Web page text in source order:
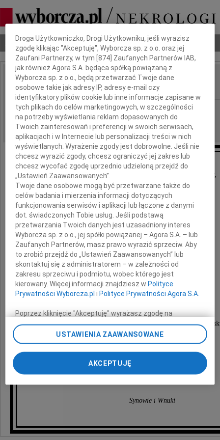
Nekrologi Odeszli Poradnik pogrzebowy
IMIĘ I NAZWISKO: Kajetan Lliwacz
REGION: Gdańsk
DATA EMISJI: 17.02.2020
Z głębokim smutkiem i żalem zawiadamiamy,
że w dniu 13 lutego 2020 r. zmarł,
przeżywszy 68 lat
Kajetan Liwacz
ukochany Ojciec i Dziadek
18 lutego 2020 roku o godzinie 12.00
w kościele pw. Świętej Jadwigi Śląskiej w
po którym nastąpi wyprowadzenie
do grobu rodzinnego na cmentarz miejscowy
w Gdańsku Nowym Porcie.
Krewnych, znajomych i przyjaciół
Synowie i Wnuki
Dbamy o Twoją prywatność
Droga Użytkowniczko, Drogi Użytkowniku, jeśli wyrazisz
zgodę klikając "Akceptuję", Wyborcza sp. z o.o. oraz jej
Zaufani Partnerzy, w tym [874 ] Zaufanych Partnerów IAB,
jak również Agora S.A. będąca spółką powiązaną z
Wyborcza sp. z o.o., będą przetwarzać Twoje dane
osobowe takie jak adresy IP, adresy e-mail czy
identyfikatory plików cookie lub inne informacje zapisane w
tych plikach do celów marketingowych, w szczególności
na potrzeby wyświetlania reklam dopasowanych do
Twoich zainteresowań i preferencji w swoich serwisach,
aplikacjach i w Internecie lub personalizacji treści w nich
wyświetlanych. Wyrażenie zgody jest dobrowolne. Jeśli nie
chcesz wyrazić zgody, chcesz ograniczyć jej zakres lub
chcesz wycofać zgodę uprzednio udzieloną przejdź do
„Ustawień Zaawansowanych”.
Twoje dane osobowe mogą być przetwarzane także do
celów badania i mierzenia informacji dotyczących
funkcjonowania serwisów i aplikacji lub łączone z danymi
dot. świadczonych Tobie usług. Jeśli podstawą
przetwarzania Twoich danych jest uzasadniony interes
Wyborcza sp. z o.o., jej spółki powiązanej – Agora S.A. – lub
Zaufanych Partnerów, masz prawo wyrazić sprzeciw. Aby
to zrobić przejdź do „Ustawień Zaawansowanych” lub
skontaktuj się z administratorem – w zależności od
zakresu sprzeciwu i podmiotu, wobec którego jest
kierowany. Więcej informacji znajdziesz w Polityce
Prywatności Wyborcza.pl i Polityce Prywatności Agora S.A.
Poprzez kliknięcie "Akceptuję" wyrażasz zgodę na
zainstalowanie i przechowywanie plików typu cookie
Wyborczej sp. z o. o. jej Zaufanych Partnerów i Agora S.A.
na Twoim urządzeniu końcowym. Możesz też w każdej
chwili zmienić swoje preferencje dot. plików cookie,
ponownie wywołując narzędzie do zarządzania Twoimi
preferencjami dot. przetwarzania danych poprzez
Zmiana ustawień plików cookie możliwa jest także za
My, nasi Zaufani Partnerzy i Agora S.A. możemy
USTAWIENIA ZAAWANSOWANE
AKCEPTUJĘ